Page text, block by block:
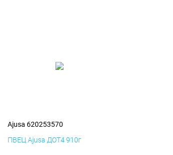
Ajusa 620253570
ПВЕЦ Ajusa ДОТ4 910г